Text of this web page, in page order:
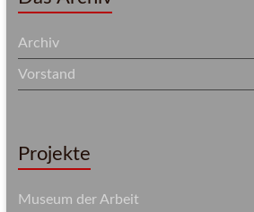
Archiv
Vorstand
Projekte
Museum der Arbeit